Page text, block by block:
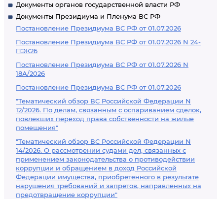
Документы органов государственной власти РФ
Документы Президиума и Пленума ВС РФ
Постановление Президиума ВС РФ от 01.07.2026
Постановление Президиума ВС РФ от 01.07.2026 N 24-
ПЭК26
Постановление Президиума ВС РФ от 01.07.2026 N
18А/2026
Постановление Президиума ВС РФ от 01.07.2026
"Тематический обзор ВС Российской Федерации N
12/2026. По делам, связанным с оспариванием сделок,
повлекших переход права собственности на жилые
помещения"
"Тематический обзор ВС Российской Федерации N
14/2026. О рассмотрении судами дел, связанных с
применением законодательства о противодействии
коррупции и обращением в доход Российской
Федерации имущества, приобретенного в результате
нарушения требований и запретов, направленных на
предотвращение коррупции"